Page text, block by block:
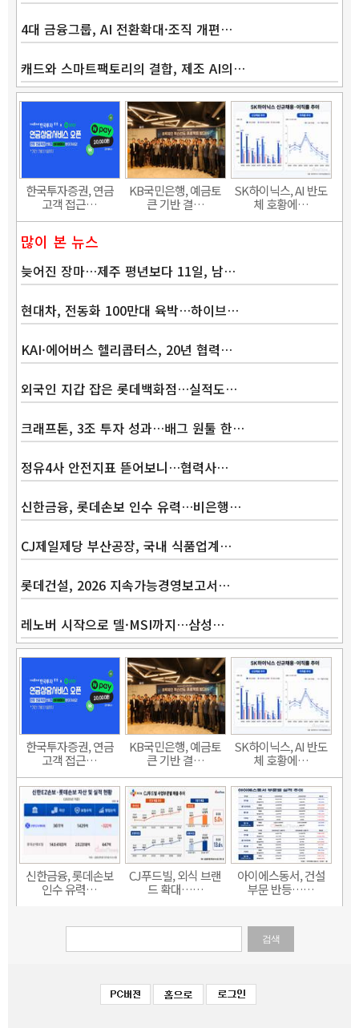
Band
4대 금융그룹, AI 전환확대·조직 개편…
캐드와 스마트팩토리의 결합, 제조 AI의…
한국투자증권, 연금
고객 접근…
KB국민은행, 예금토
큰 기반 결…
SK하이닉스, AI 반도
체 호황에…
많이 본 뉴스
늦어진 장마…제주 평년보다 11일, 남…
현대차, 전동화 100만대 육박…하이브…
KAI·에어버스 헬리콥터스, 20년 협력…
외국인 지갑 잡은 롯데백화점…실적도…
크래프톤, 3조 투자 성과…배그 원툴 한…
정유4사 안전지표 뜯어보니…협력사…
신한금융, 롯데손보 인수 유력…비은행…
CJ제일제당 부산공장, 국내 식품업계…
롯데건설, 2026 지속가능경영보고서…
레노버 시작으로 델·MSI까지…삼성…
한국투자증권, 연금
고객 접근…
KB국민은행, 예금토
큰 기반 결…
SK하이닉스, AI 반도
체 호황에…
신한금융, 롯데손보
인수 유력…
CJ푸드빌, 외식 브랜
드 확대……
아이에스동서, 건설
부문 반등……
검색